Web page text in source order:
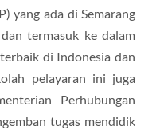
yang ada di Semarang
termasuk ke dalam
di Indonesia dan
pelayaran ini juga
Perhubungan
tugas mendidik